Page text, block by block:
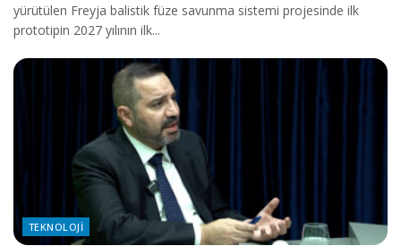
yürütülen Freyja balistik füze savunma sistemi projesinde ilk
prototipin 2027 yılının ilk...
TEKNOLOJI